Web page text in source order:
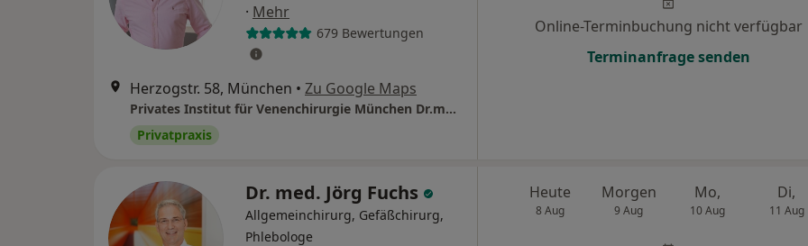
· Mehr
679 Bewertungen
Herzogstr. 58, München • Zu Google Maps
Privates Institut für Venenchirurgie München Dr.med. Florian J. Netzer Facharzt für Allgem. Chirurgie
Privatpraxis
Online-Terminbuchung nicht verfügbar
Terminanfrage senden
Dr. med. Jörg Fuchs
Allgemeinchirurg, Gefäßchirurg,
Phlebologe
Heute
8 Aug
Morgen
9 Aug
Mo,
10 Aug
Di,
11 Aug